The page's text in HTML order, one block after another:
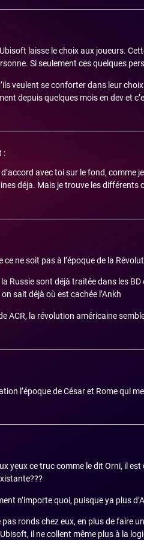
laisse le choix aux joueurs.
Si seulement ces quelques
veulent se conforter dans leur
depuis quelques mois en dev et
:
avec toi sur le fond, comme
déja. Mais je trouve les différents
ce ne soit pas à l’époque de la
Russie sont déjà traitée dans les
sait déjà où est cachée l’Ankh
ACR, la révolution américaine
l’époque de César et Rome qui
yeux ce truc comme le dit Orni, il
n’importe quoi, puisque ya plus
pas ronds chez eux, en plus de faire
il ne collent même plus à la